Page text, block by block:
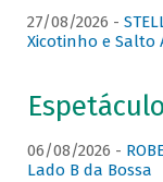
27/08/2026 -
Xicotinho e Salto
06/08/2026 -
Lado B da Bossa